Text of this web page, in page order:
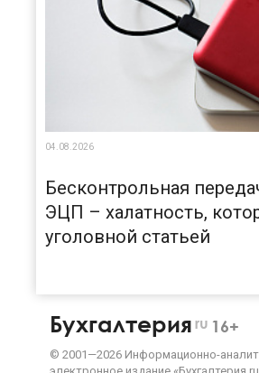
04.08.2026
Бесконтрольная
ЭЦП – халатность,
уголовной статьей
Бухгалтерия ru 16+
© 2001—2026 Информационно-